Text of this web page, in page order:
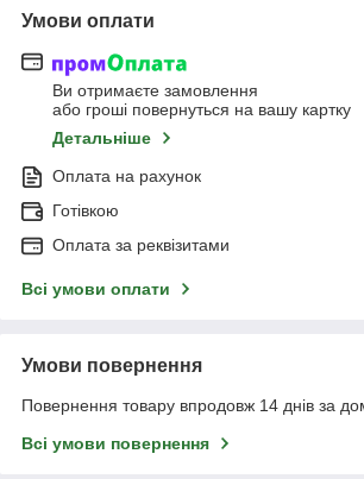
Умови оплати
Ви отримаєте замовлення
або гроші повернуться на вашу картку
Детальніше
Оплата на рахунок
Готівкою
Оплата за реквізитами
Всі умови оплати
Умови повернення
Повернення товару впродовж 14 днів за
Всі умови повернення